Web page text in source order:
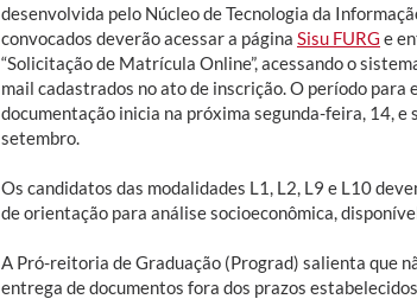
desenvolvida pelo Núcleo de Tecnologia da
convocados deverão acessar a página Sisu FURG e
“Solicitação de Matrícula Online”, acessando o
mail cadastrados no ato de inscrição. O período para
documentação inicia na próxima segunda-feira, 14, e
setembro.
Os candidatos das modalidades L1, L2, L9 e L10
de orientação para análise socioeconômica,
A Pró-reitoria de Graduação (Prograd) salienta que
entrega de documentos fora dos prazos